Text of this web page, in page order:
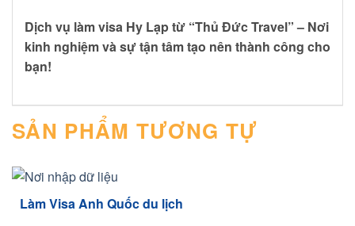
Dịch vụ làm visa Hy Lạp từ “Thủ Đức Travel” – Nơi
kinh nghiệm và sự tận tâm tạo nên thành công cho
bạn!
SẢN PHẨM TƯƠNG TỰ
Làm Visa Anh Quốc du lịch